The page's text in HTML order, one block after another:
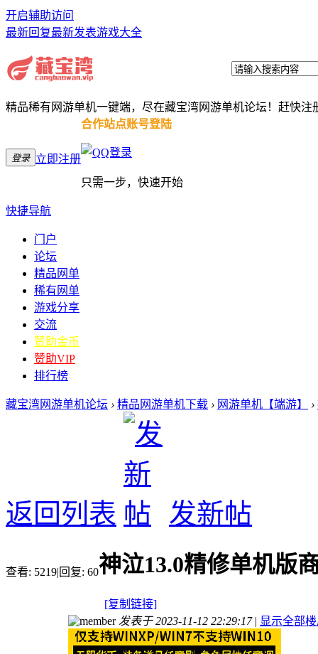
开启辅助访问
最新回复最新发表游戏大全
精品稀有网游单机一键端，尽在藏宝湾网游单机论坛！赶快注
登录 立即注册
合作站点账号登陆
只需一步，快速开始
快捷导航
门户
论坛
精品网单
稀有网单
游戏分享
交流
赞助金币
赞助VIP
排行榜
藏宝湾网游单机论坛 › 精品网游单机下载 › 网游单机【端游】 ›
返回列表 发新帖
查看: 5219|回复: 60神泣13.0精修单机版
[复制链接]
发表于 2023-11-12 22:29:17 | 显示全部